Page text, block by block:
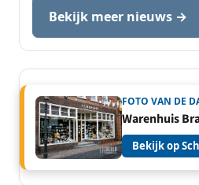
Bekijk meer nieuws →
FOTO VAN DE
Warenhuis
Bekijk op